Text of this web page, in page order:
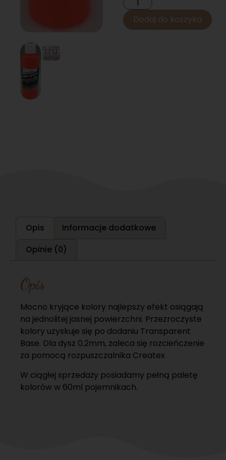
Dodaj do koszyka
Opis
Informacje dodatkowe
Opinie (0)
Opis
Mocno kryjące kolory najlepszy efekt osiągają
na jednolitej jasnej powierzchni. Przezroczyste
kolory uzyskuje się po dodaniu Transparent
Base. Dla dysz 0.2mm, zaleca się rozcieńczenie
za pomocą rozpuszczalnika Createx
W ciągłej sprzedaży posiadamy pełną paletę
kolorów w 60ml pojemnikach.